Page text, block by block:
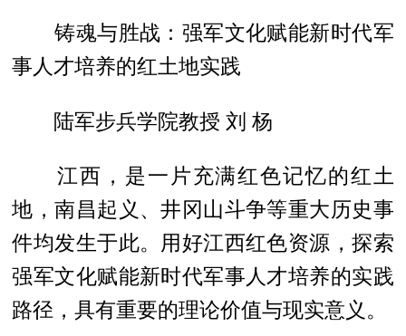
铸魂与胜战：强军文化赋能新时代军
事人才培养的红土地实践
陆军步兵学院教授 刘 杨
江西，是一片充满红色记忆的红土
地，南昌起义、井冈山斗争等重大历史事
件均发生于此。用好江西红色资源，探索
强军文化赋能新时代军事人才培养的实践
路径，具有重要的理论价值与现实意义。